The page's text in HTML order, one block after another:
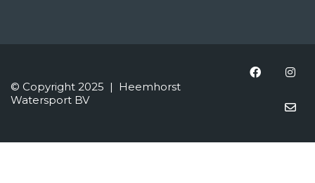
© Copyright 2025 | Heemhorst
Watersport BV